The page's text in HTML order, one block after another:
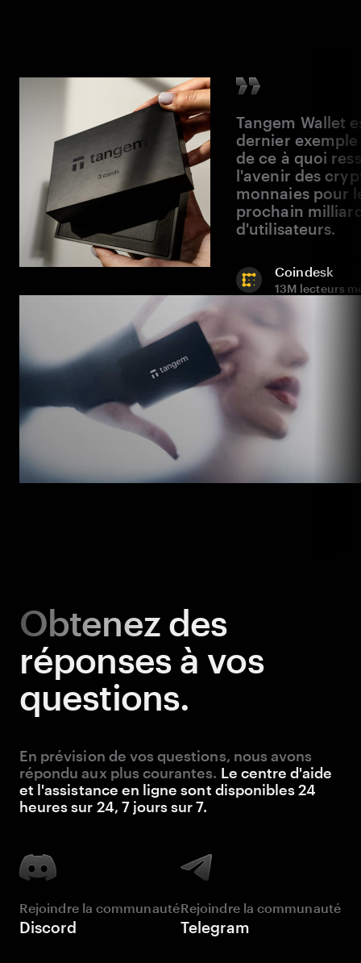
Tangem Wallet
dernier
de ce à quoi
l'avenir des
monnaies pour
prochain
d'utilisateurs.
Coindesk
13M lecteurs
Obtenezdes
réponses à vos
questions.
En prévision de vos questions, nous avons
répondu aux plus courantes. Le centre d'aide
et l'assistance en ligne sont disponibles 24
heures sur 24, 7 jours sur 7.
Rejoindre la communauté
Discord
Rejoindre la communauté
Telegram